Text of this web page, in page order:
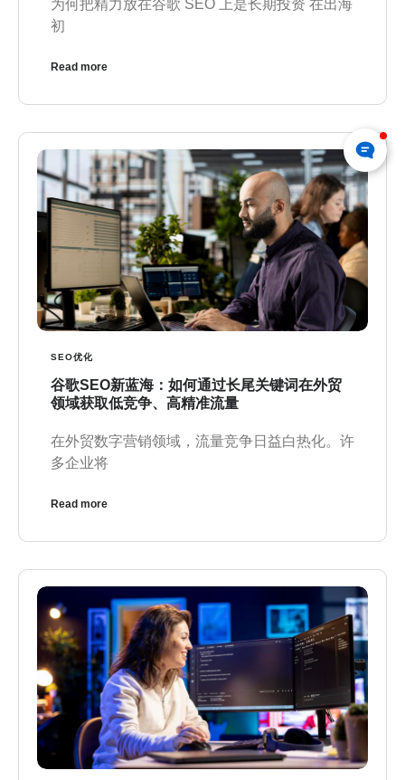
为何把精力放在谷歌 SEO 上是长期投资 在出海
初
Read more
SEO优化
谷歌SEO新蓝海：如何通过长尾关键词在外贸
领域获取低竞争、高精准流量
在外贸数字营销领域，流量竞争日益白热化。许
多企业将
Read more